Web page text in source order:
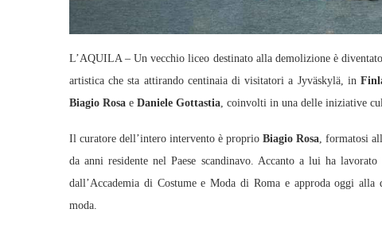
L’AQUILA – Un vecchio liceo destinato alla demolizione è
artistica che sta attirando centinaia di visitatori a Jyväskylä, in
Biagio Rosa e Daniele Gottastia , coinvolti in una delle iniziative
Il curatore dell’intero intervento è proprio Biagio Rosa , formatosi
da anni residente nel Paese scandinavo. Accanto a lui ha lavorato
dall’Accademia di Costume e Moda di Roma e approda oggi
moda.